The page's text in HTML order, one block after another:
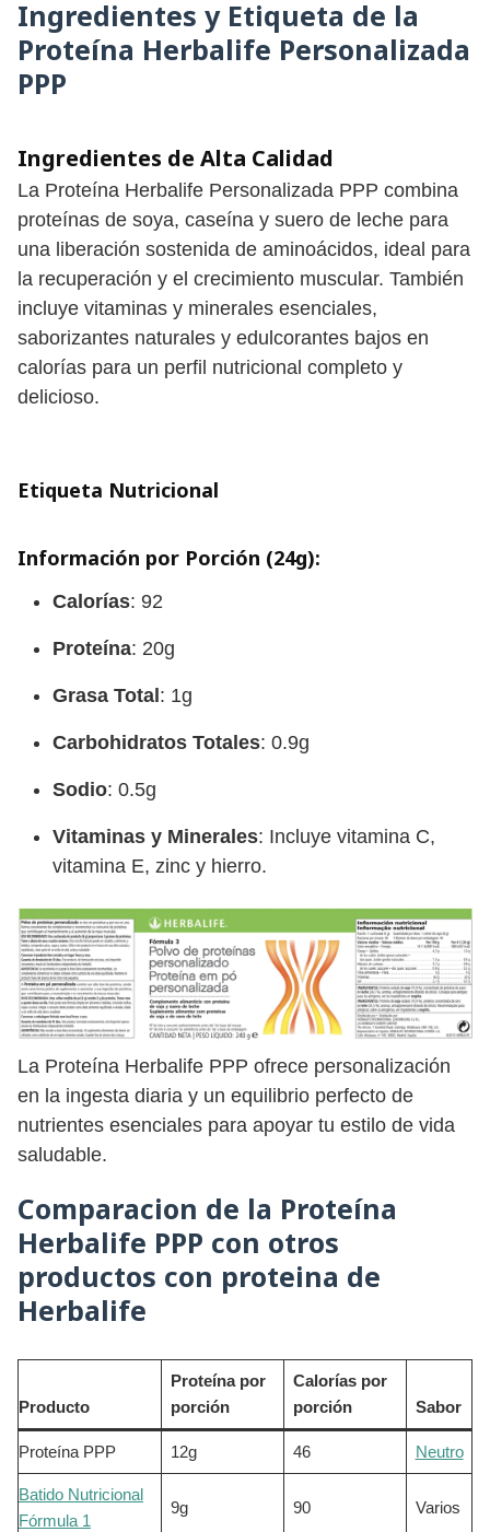
Ingredientes y Etiqueta de la
Proteína Herbalife Personalizada
PPP
Ingredientes de Alta Calidad
La Proteína Herbalife Personalizada PPP combina
proteínas de soya, caseína y suero de leche para
una liberación sostenida de aminoácidos, ideal para
la recuperación y el crecimiento muscular. También
incluye vitaminas y minerales esenciales,
saborizantes naturales y edulcorantes bajos en
calorías para un perfil nutricional completo y
delicioso.
Etiqueta Nutricional
Información por Porción (24g):
Calorías: 92
Proteína: 20g
Grasa Total : 1g
Carbohidratos Totales: 0.9g
Sodio: 0.5g
Vitaminas y Minerales: Incluye vitamina C,
vitamina E, zinc y hierro.
La Proteína Herbalife PPP ofrece personalización
en la ingesta diaria y un equilibrio perfecto de
nutrientes esenciales para apoyar tu estilo de vida
saludable.
Comparacion de la Proteína
Herbalife PPP con otros
productos con proteina de
Herbalife
Producto
Proteína por
porción
Calorías por
porción
Sabor
Proteína PPP 12g 46 Neutro
Batido Nutricional
Fórmula 1
9g 90 Varios